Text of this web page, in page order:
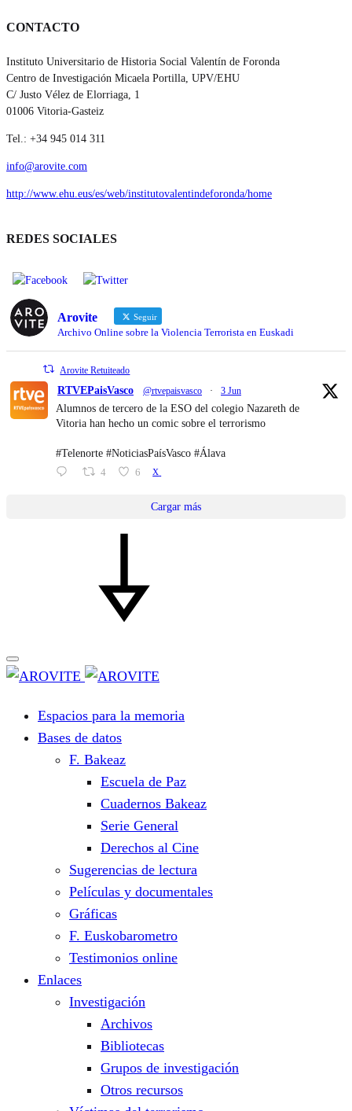
CONTACTO
Instituto Universitario de Historia Social Valentín de Foronda
Centro de Investigación Micaela Portilla, UPV/EHU
C/ Justo Vélez de Elorriaga, 1
01006 Vitoria-Gasteiz
Tel.: +34 945 014 311
info@arovite.com
http://www.ehu.eus/es/web/institutovalentindeforonda/home
REDES SOCIALES
Arovite Seguir
Archivo Online sobre la Violencia Terrorista en Euskadi
Arovite Retuiteado
RTVEPaisVasco @rtvepaisvasco · 3 Jun
Alumnos de tercero de la ESO del colegio Nazareth de
Vitoria han hecho un comic sobre el terrorismo
#Telenorte #NoticiasPaísVasco #Álava
4 6 X
Cargar más
Espacios para la memoria
Bases de datos
F. Bakeaz
Escuela de Paz
Cuadernos Bakeaz
Serie General
Derechos al Cine
Sugerencias de lectura
Películas y documentales
Gráficas
F. Euskobarometro
Testimonios online
Enlaces
Investigación
Archivos
Bibliotecas
Grupos de investigación
Otros recursos